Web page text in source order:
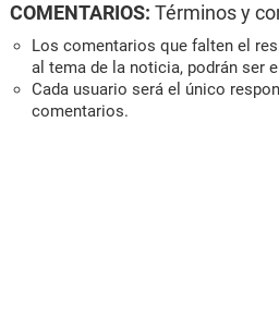
COMENTARIOS: Términos y
Los comentarios que falten el
al tema de la noticia, podrán ser
Cada usuario será el único
comentarios.